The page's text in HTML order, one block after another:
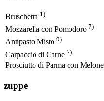
Bruschetta 1)
Mozzarella con Pomodoro 7)
Antipasto Misto 9)
Carpaccio di Carne 7)
Prosciutto di Parma con Melone
zuppe